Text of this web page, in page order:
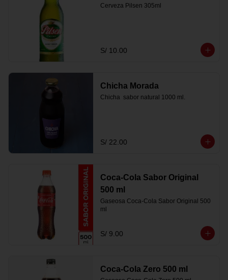
Cerveza Pilsen 305ml
S/ 10.00
Chicha Morada
Chicha  sabor natural 1000 ml.
S/ 22.00
Coca-Cola Sabor Original
500 ml
Gaseosa Coca-Cola Sabor Original 500
ml
S/ 9.00
Coca-Cola Zero 500 ml